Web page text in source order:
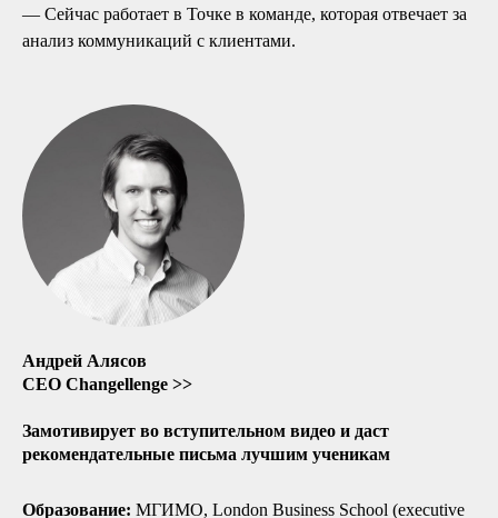
— Сейчас работает в Точке в команде, которая отвечает за
анализ коммуникаций с клиентами.
Андрей Алясов
CEO Changellenge >>
Замотивирует во вступительном видео и даст
рекомендательные письма лучшим ученикам
Образование: МГИМО, London Business School (executive
Мы на связи
Наталья Дайнеко
менеджер образовательных программ
подписывайтесь на наш Telegram-канал,
+7 (991) 222-10-69
school@changellenge.com